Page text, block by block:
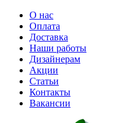
О нас
Оплата
Доставка
Наши работы
Дизайнерам
Акции
Статьи
Контакты
Вакансии